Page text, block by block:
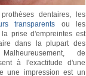
dentaires, les
transparents ou les
prise d'empreintes est
dans la plupart des
de
à l'exactitude d'une
une impression est un